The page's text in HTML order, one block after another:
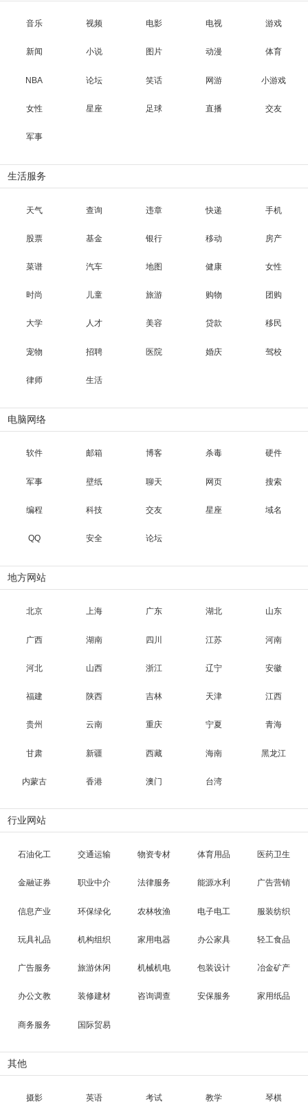
音乐 视频 电影 电视 游戏
新闻 小说 图片 动漫 体育
NBA 论坛 笑话 网游 小游戏
女性 星座 足球 直播 交友
军事
生活服务
天气 查询 违章 快递 手机
股票 基金 银行 移动 房产
菜谱 汽车 地图 健康 女性
时尚 儿童 旅游 购物 团购
大学 人才 美容 贷款 移民
宠物 招聘 医院 婚庆 驾校
律师 生活
电脑网络
软件 邮箱 博客 杀毒 硬件
军事 壁纸 聊天 网页 搜索
编程 科技 交友 星座 域名
QQ 安全 论坛
地方网站
北京 上海 广东 湖北 山东
广西 湖南 四川 江苏 河南
河北 山西 浙江 辽宁 安徽
福建 陕西 吉林 天津 江西
贵州 云南 重庆 宁夏 青海
甘肃 新疆 西藏 海南 黑龙江
内蒙古 香港 澳门 台湾
行业网站
石油化工 交通运输 物资专材 体育用品 医药卫生
金融证券 职业中介 法律服务 能源水利 广告营销
信息产业 环保绿化 农林牧渔 电子电工 服装纺织
玩具礼品 机构组织 家用电器 办公家具 轻工食品
广告服务 旅游休闲 机械机电 包装设计 冶金矿产
办公文教 装修建材 咨询调查 安保服务 家用纸品
商务服务 国际贸易
其他
摄影 英语 考试 教学 琴棋